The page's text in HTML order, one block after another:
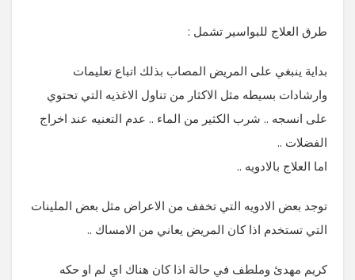
طرق العلاج للبواسير تشمل :
بداية ينبغي على المريض المصاب بذلك اتباع تعليمات
وارشادات بسيطه مثل الاكثار من تناول الاغذيه التي تحتوي
على انسجه .. شرب الكثير من الماء .. عدم التعنيه عند اخراج
الفضلات ..
اما العلاج بالادويه ..
توجد بعض الادويه التي تخفف من الاعراض مثل بعض الملينات
التي تستخدم اذا كان المريض يعاني من الامساك ..
كريم مهدئ وملطف في حالة اذا كان هناك اي لم او حكه